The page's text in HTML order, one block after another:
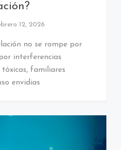
12, 2026
no se rompe por
interferencias
familiares
envidias